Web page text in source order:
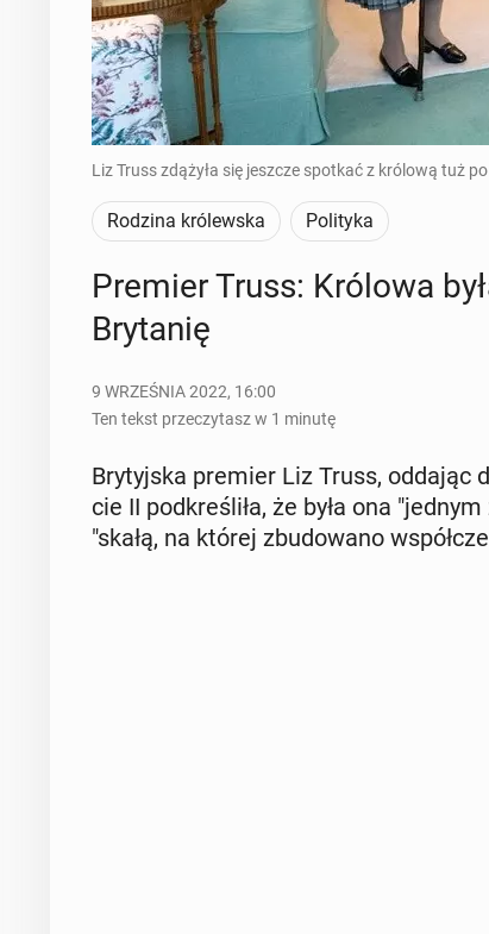
Liz Truss zdążyła się jeszcze spotkać z królową tuż
Rodzina królewska Polityka
Premier Truss: Królowa
Bry­ta­nię
9 WRZEŚNIA 2022, 16:00
Ten tekst przeczytasz w 1 minutę
Bry­tyj­ska premier Liz Truss, oddając
cie II pod­kre­śli­ła, że była ona
"skałą, na której zbu­do­wa­no